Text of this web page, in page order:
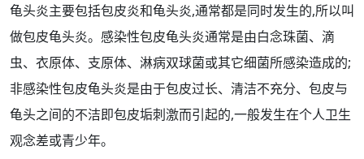
龟头炎主要包括包皮炎和龟头炎,通常都是同时发生的,所以叫
做包皮龟头炎。 感染性包皮龟头炎通常是由白念珠菌、 滴
虫、衣原体、 支原体、 淋病双球菌或其它细菌所感染造成的;
非感染性包皮龟头炎是由于包皮过长、 清洁不充分、包皮与
龟头之间的不洁即包皮垢刺激而引起的,一般发生在个人卫生
观念差或青少年。